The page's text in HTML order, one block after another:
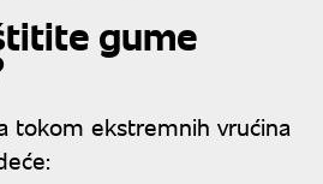
gume
tokom ekstremnih vrućina